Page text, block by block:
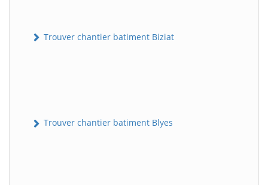
Trouver chantier batiment Biziat
Trouver chantier batiment Blyes